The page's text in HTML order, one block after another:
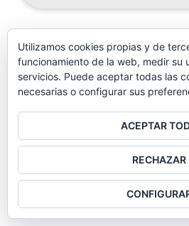
MÁS DE 150 CURSOS EN AULA
Utilizamos cookies propias y de
funcionamiento de la web, medir su
servicios. Puede aceptar todas las
necesarias o configurar sus
ACEPTAR
RECHAZAR